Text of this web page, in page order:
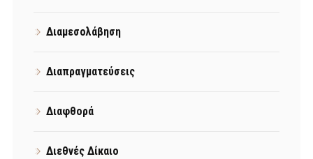
Διαμεσολάβηση
Διαπραγματεύσεις
Διαφθορά
Διεθνές Δίκαιο